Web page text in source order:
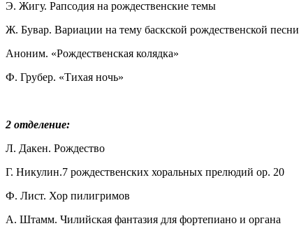
Э. Жигу. Рапсодия на рождественские темы
Ж. Бувар. Вариации на тему баскской рождественской песни
Аноним. «Рождественская колядка»
Ф. Грубер. «Тихая ночь»
2 отделение:
Л. Дакен. Рождество
Г. Никулин.7 рождественских хоральных прелюдий ор. 20
Ф. Лист. Хор пилигримов
А. Штамм. Чилийская фантазия для фортепиано и органа